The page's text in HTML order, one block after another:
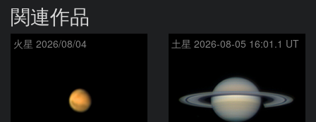
関連作品
火星 2026/08/04 土星 2026-08-05 16:01.1 UT